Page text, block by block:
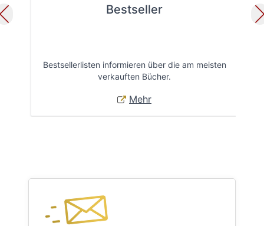
Bestseller
Bestsellerlisten informieren über die am meisten
verkauften Bücher.
Mehr